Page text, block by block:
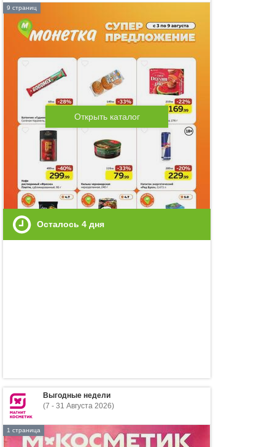
Открыть каталог
9 страниц
Осталось 4 дня
Выгодные недели
(7 - 31 Августа 2026)
1 страница